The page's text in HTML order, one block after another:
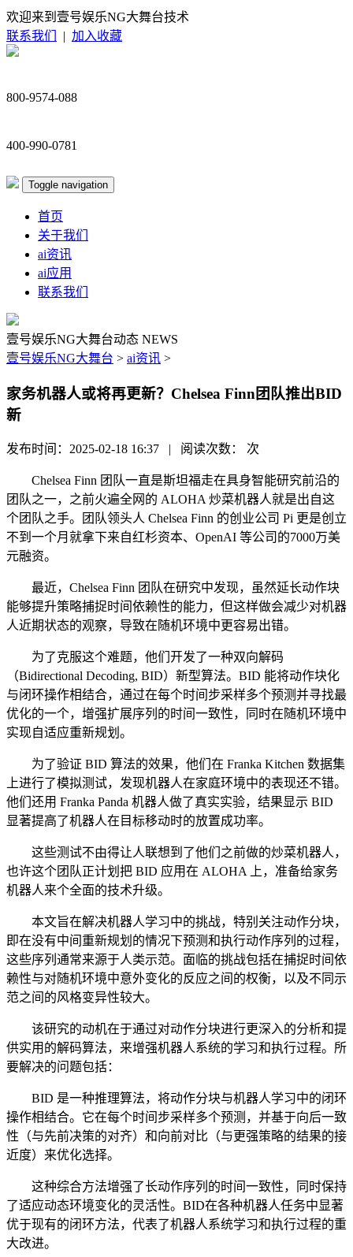
欢迎来到壹号娱乐NG大舞台技术
联系我们
| 加入收藏
800-9574-088
400-990-0781
Toggle navigation
首页
关于我们
ai资讯
ai应用
联系我们
壹号娱乐NG大舞台动态 NEWS
壹号娱乐NG大舞台 > ai资讯 >
家务机器人或将再更新？Chelsea Finn团队推出BID
新
发布时间：2025-02-18 16:37 | 阅读次数： 次
Chelsea Finn 团队一直是斯坦福走在具身智能研究前沿的
团队之一，之前火遍全网的 ALOHA 炒菜机器人就是出自这
个团队之手。团队领头人 Chelsea Finn 的创业公司 Pi 更是创立
不到一个月就拿下来自红杉资本、OpenAI 等公司的7000万美
元融资。
最近，Chelsea Finn 团队在研究中发现，虽然延长动作块
能够提升策略捕捉时间依赖性的能力，但这样做会减少对机器
人近期状态的观察，导致在随机环境中更容易出错。
为了克服这个难题，他们开发了一种双向解码
（Bidirectional Decoding, BID）新型算法。BID 能将动作块化
与闭环操作相结合，通过在每个时间步采样多个预测并寻找最
优化的一个，增强扩展序列的时间一致性，同时在随机环境中
实现自适应重新规划。
为了验证 BID 算法的效果，他们在 Franka Kitchen 数据集
上进行了模拟测试，发现机器人在家庭环境中的表现还不错。
他们还用 Franka Panda 机器人做了真实实验，结果显示 BID
显著提高了机器人在目标移动时的放置成功率。
这些测试不由得让人联想到了他们之前做的炒菜机器人，
也许这个团队正计划把 BID 应用在 ALOHA 上，准备给家务
机器人来个全面的技术升级。
本文旨在解决机器人学习中的挑战，特别关注动作分块，
即在没有中间重新规划的情况下预测和执行动作序列的过程，
这些序列通常来源于人类示范。面临的挑战包括在捕捉时间依
赖性与对随机环境中意外变化的反应之间的权衡，以及不同示
范之间的风格变异性较大。
该研究的动机在于通过对动作分块进行更深入的分析和提
供实用的解码算法，来增强机器人系统的学习和执行过程。所
要解决的问题包括：
BID 是一种推理算法，将动作分块与机器人学习中的闭环
操作相结合。它在每个时间步采样多个预测，并基于向后一致
性（与先前决策的对齐）和向前对比（与更强策略的结果的接
近度）来优化选择。
这种综合方法增强了长动作序列的时间一致性，同时保持
了适应动态环境变化的灵活性。BID在各种机器人任务中显著
优于现有的闭环方法，代表了机器人系统学习和执行过程的重
大改进。